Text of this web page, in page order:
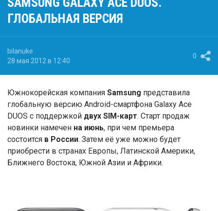
ГЛОБАЛЬНАЯ ВЕРСИЯ
bilanuke
28 мая 2012 в 12:40
0
Южнокорейская компания Samsung представила
глобальную версию Android-смартфона Galaxy Ace
DUOS с поддержкой двух SIM-карт. Старт продаж
новинки намечен на июнь, при чем премьера
состоится в России. Затем её уже можно будет
приобрести в странах Европы, Латинской Америки,
Ближнего Востока, Южной Азии и Африки.